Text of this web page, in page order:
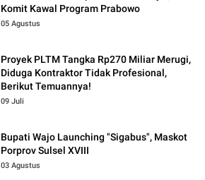
Komit Kawal Program Prabowo
05 Agustus
Proyek PLTM Tangka Rp270 Miliar Merugi,
Diduga Kontraktor Tidak Profesional,
Berikut Temuannya!
09 Juli
Bupati Wajo Launching "Sigabus", Maskot
Porprov Sulsel XVIII
03 Agustus